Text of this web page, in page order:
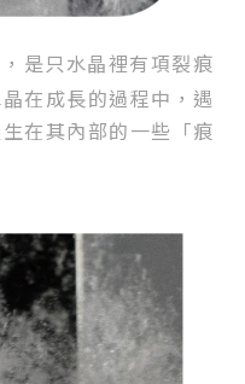
是只水晶裡有項裂痕
在成長的過程中， 遇
在其內部的一些「痕